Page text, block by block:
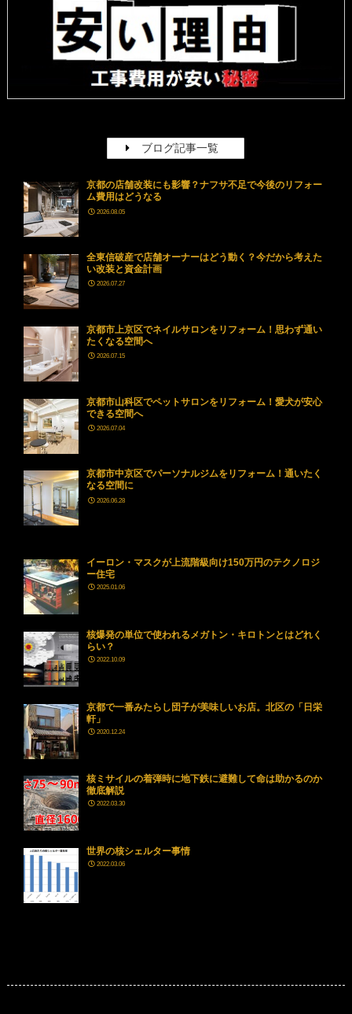
ブログ記事一覧
京都の店舗改装にも影響？ナフサ不足で今後のリフォー
ム費用はどうなる
2026.08.05
全東信破産で店舗オーナーはどう動く？今だから考えた
い改装と資金計画
2026.07.27
京都市上京区でネイルサロンをリフォーム！思わず通い
たくなる空間へ
2026.07.15
京都市山科区でペットサロンをリフォーム！愛犬が安心
できる空間へ
2026.07.04
京都市中京区でパーソナルジムをリフォーム！通いたく
なる空間に
2026.06.28
イーロン・マスクが上流階級向け150万円のテクノロジ
ー住宅
2025.01.06
核爆発の単位で使われるメガトン・キロトンとはどれく
らい？
2022.10.09
京都で一番みたらし団子が美味しいお店。北区の「日栄
軒」
2020.12.24
核ミサイルの着弾時に地下鉄に避難して命は助かるのか
徹底解説
2022.03.30
世界の核シェルター事情
2022.03.06